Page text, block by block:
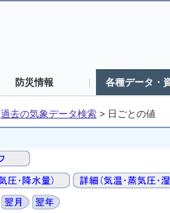
防災情報 各種データ・
過去の気象データ検索 > 日ごとの値